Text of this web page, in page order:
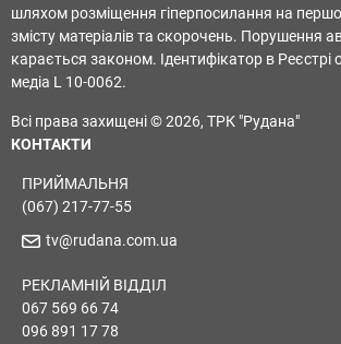
шляхом розміщення гіперпосилання на
змісту матеріалів та скорочень. Порушення
карається законом. Ідентифікатор в Реєстрі
медіа L 10-0062.
Всі права захищені © 2026, ТРК "Рудана"
КОНТАКТИ
ПРИЙМАЛЬНЯ
(067) 217-77-55
tv@rudana.com.ua
РЕКЛАМНІЙ ВІДДІЛ
067 569 66 74
096 891 17 78